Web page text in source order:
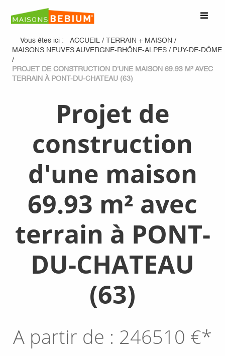
Vous êtes ici : ACCUEIL / TERRAIN + MAISON /
MAISONS NEUVES AUVERGNE-RHÔNE-ALPES / PUY-DE-DÔME
/
PROJET DE CONSTRUCTION D'UNE MAISON 69.93 M² AVEC
TERRAIN À PONT-DU-CHATEAU (63)
Projet de
construction
d'une maison
69.93 m² avec
terrain à PONT-
DU-CHATEAU
(63)
A partir de : 246510 €*